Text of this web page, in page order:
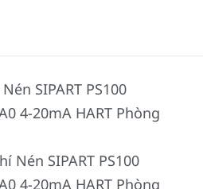
SIPART PS100
4-20mA HART Phòng